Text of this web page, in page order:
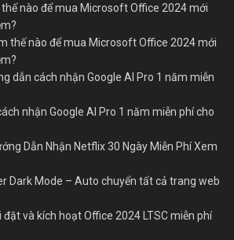
thế nào để mua Microsoft Office 2024 mới
thế nào để mua Microsoft Office 2024 mới
dẫn cách nhận Google AI Pro 1 năm miễn
nhận Google AI Pro 1 năm miễn phí cho
Dẫn Nhận Netflix 30 Ngày Miễn Phí Xem
Dark Mode – Auto chuyển tất cả trang web
đặt và kích hoạt Office 2024 LTSC miễn phí